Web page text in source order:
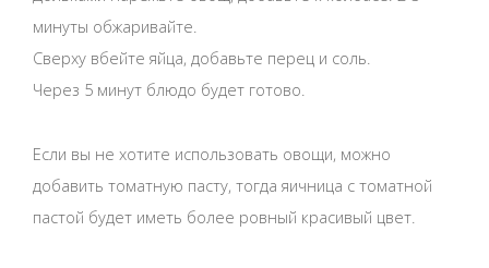
минуты обжаривайте.
Сверху вбейте яйца, добавьте перец и соль.
Через 5 минут блюдо будет готово.
Если вы не хотите использовать овощи, можно
добавить томатную пасту, тогда яичница с томатной
пастой будет иметь более ровный красивый цвет.